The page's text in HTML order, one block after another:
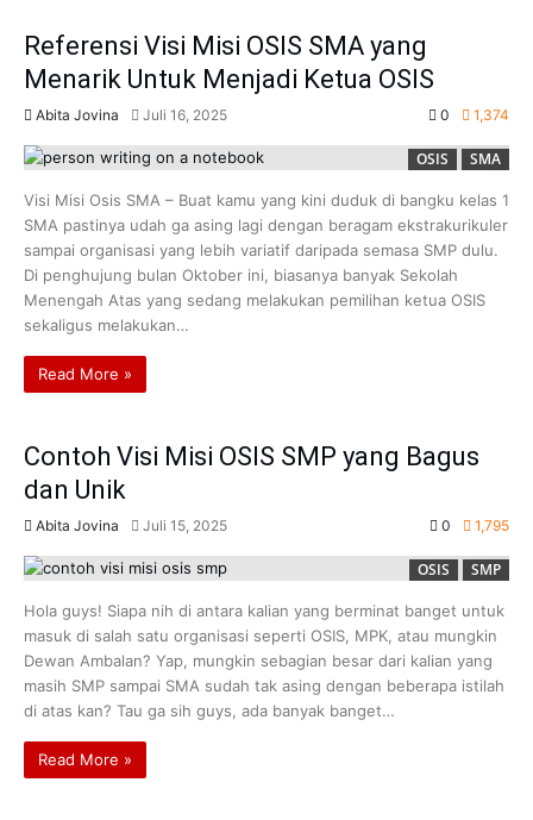
Referensi Visi Misi OSIS SMA yang
Menarik Untuk Menjadi Ketua OSIS
Abita Jovina Juli 16, 2025 0 1,374
OSIS SMA
Visi Misi Osis SMA – Buat kamu yang kini duduk di bangku kelas 1
SMA pastinya udah ga asing lagi dengan beragam ekstrakurikuler
sampai organisasi yang lebih variatif daripada semasa SMP dulu.
Di penghujung bulan Oktober ini, biasanya banyak Sekolah
Menengah Atas yang sedang melakukan pemilihan ketua OSIS
sekaligus melakukan…
Read More »
Contoh Visi Misi OSIS SMP yang Bagus
dan Unik
Abita Jovina Juli 15, 2025 0 1,795
OSIS SMP
Hola guys! Siapa nih di antara kalian yang berminat banget untuk
masuk di salah satu organisasi seperti OSIS, MPK, atau mungkin
Dewan Ambalan? Yap, mungkin sebagian besar dari kalian yang
masih SMP sampai SMA sudah tak asing dengan beberapa istilah
di atas kan? Tau ga sih guys, ada banyak banget…
Read More »